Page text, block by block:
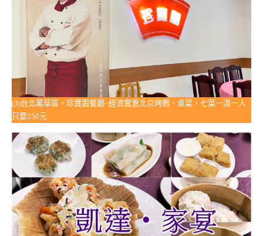
(3)台北萬華區。珍寶園餐廳~經濟實惠北京烤鴨、桌菜，七菜一湯一人
只要250元